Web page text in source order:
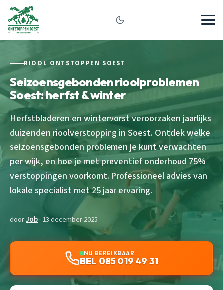
RIOOL ONTSTOPPEN SOEST
Seizoensgebonden rioolproblemen
Soest: herfst & winter
Herfstbladeren en wintervorst veroorzaken jaarlijks
duizenden rioolverstopping in Soest. Ontdek welke
seizoensgebonden problemen je kunt verwachten
per wijk, en hoe je met preventief onderhoud 75%
verstoppingen voorkomt. Professioneel advies van
lokale specialist met 25 jaar ervaring.
doorJob· 13 december 2025
NU BEREIKBAAR
BEL 085 019 49 31